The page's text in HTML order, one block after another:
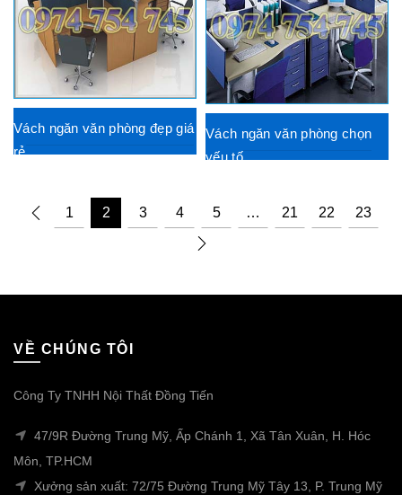
Vách ngăn văn phòng đẹp giá
rẻ
Vách ngăn văn phòng chọn
yếu tố
1 2 3 4 5 … 21 22 23
VỀ CHÚNG TÔI
Công Ty TNHH Nội Thất Đồng Tiến
47/9R Đường Trung Mỹ, Ấp Chánh 1, Xã Tân Xuân, H. Hóc
Môn, TP.HCM
Xưởng sản xuất: 72/75 Đường Trung Mỹ Tây 13, P. Trung Mỹ